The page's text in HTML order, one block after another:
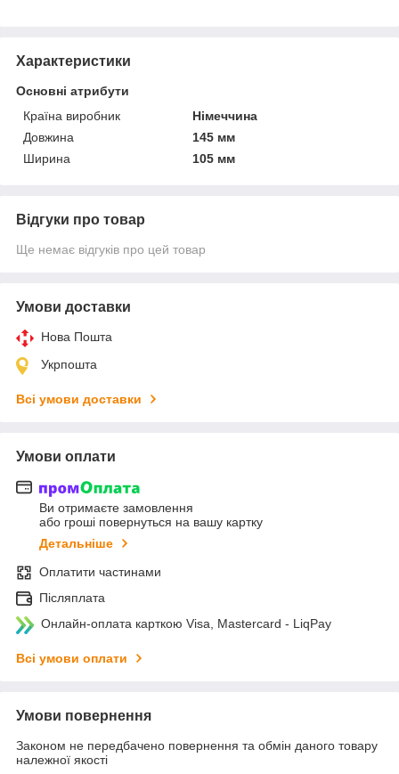
Характеристики
Основні атрибути
Країна виробник
Німеччина
Довжина
145 мм
Ширина
105 мм
Відгуки про товар
Ще немає відгуків про цей товар
Умови доставки
Нова Пошта
Укрпошта
Всі умови доставки
Умови оплати
Ви отримаєте замовлення
або гроші повернуться на вашу картку
Детальніше
Оплатити частинами
Післяплата
Онлайн-оплата карткою Visa, Mastercard - LiqPay
Всі умови оплати
Умови повернення
Законом не передбачено повернення та обмін даного товару
належної якості